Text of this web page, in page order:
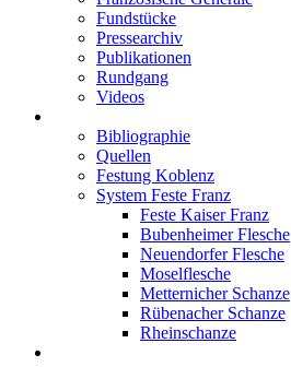
Fundstücke
Pressearchiv
Publikationen
Rundgang
Videos
Bibliographie
Quellen
Festung Koblenz
System Feste Franz
Feste Kaiser Franz
Bubenheimer Flesche
Neuendorfer Flesche
Moselflesche
Metternicher Schanze
Rübenacher Schanze
Rheinschanze